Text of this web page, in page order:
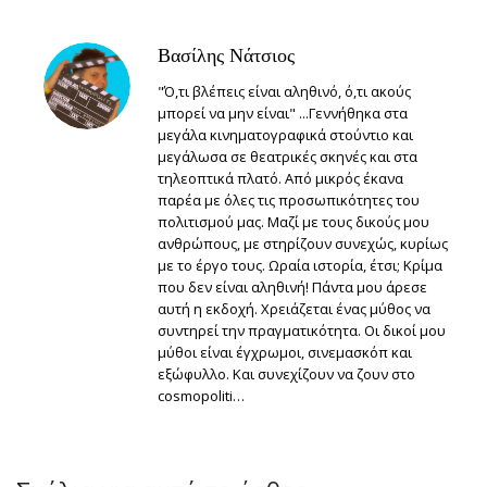
Βασίλης Νάτσιος
"Ό,τι βλέπεις είναι αληθινό, ό,τι ακούς
μπορεί να μην είναι" ...Γεννήθηκα στα
μεγάλα κινηματογραφικά στούντιο και
μεγάλωσα σε θεατρικές σκηνές και στα
τηλεοπτικά πλατό. Από μικρός έκανα
παρέα με όλες τις προσωπικότητες του
πολιτισμού μας. Μαζί με τους δικούς μου
ανθρώπους, με στηρίζουν συνεχώς, κυρίως
με το έργο τους. Ωραία ιστορία, έτσι; Κρίμα
που δεν είναι αληθινή! Πάντα μου άρεσε
αυτή η εκδοχή. Χρειάζεται ένας μύθος να
συντηρεί την πραγματικότητα. Οι δικοί μου
μύθοι είναι έγχρωμοι, σινεμασκόπ και
εξώφυλλο. Και συνεχίζουν να ζουν στο
cosmopoliti…